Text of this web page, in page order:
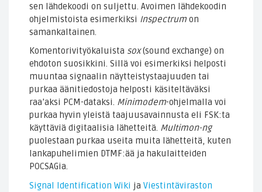
sen lähdekoodi on suljettu. Avoimen lähdekoodin
ohjelmistoista esimerkiksi Inspectrum on
samankaltainen.
Komentorivityökaluista sox(sound exchange) on
ehdoton suosikkini. Sillä voi esimerkiksi helposti
muuntaa signaalin näytteistystaajuuden tai
purkaa äänitiedostoja helposti käsiteltäväksi
raa’aksi PCM-dataksi. Minimodem-ohjelmalla voi
purkaa hyvin yleistä taajuusavainnusta eli FSK:ta
käyttäviä digitaalisia lähetteitä. Multimon-ng
puolestaan purkaa useita muita lähetteitä, kuten
lankapuhelimien DTMF:ää ja hakulaitteiden
POCSAGia.
Signal Identification Wiki ja Viestintäviraston